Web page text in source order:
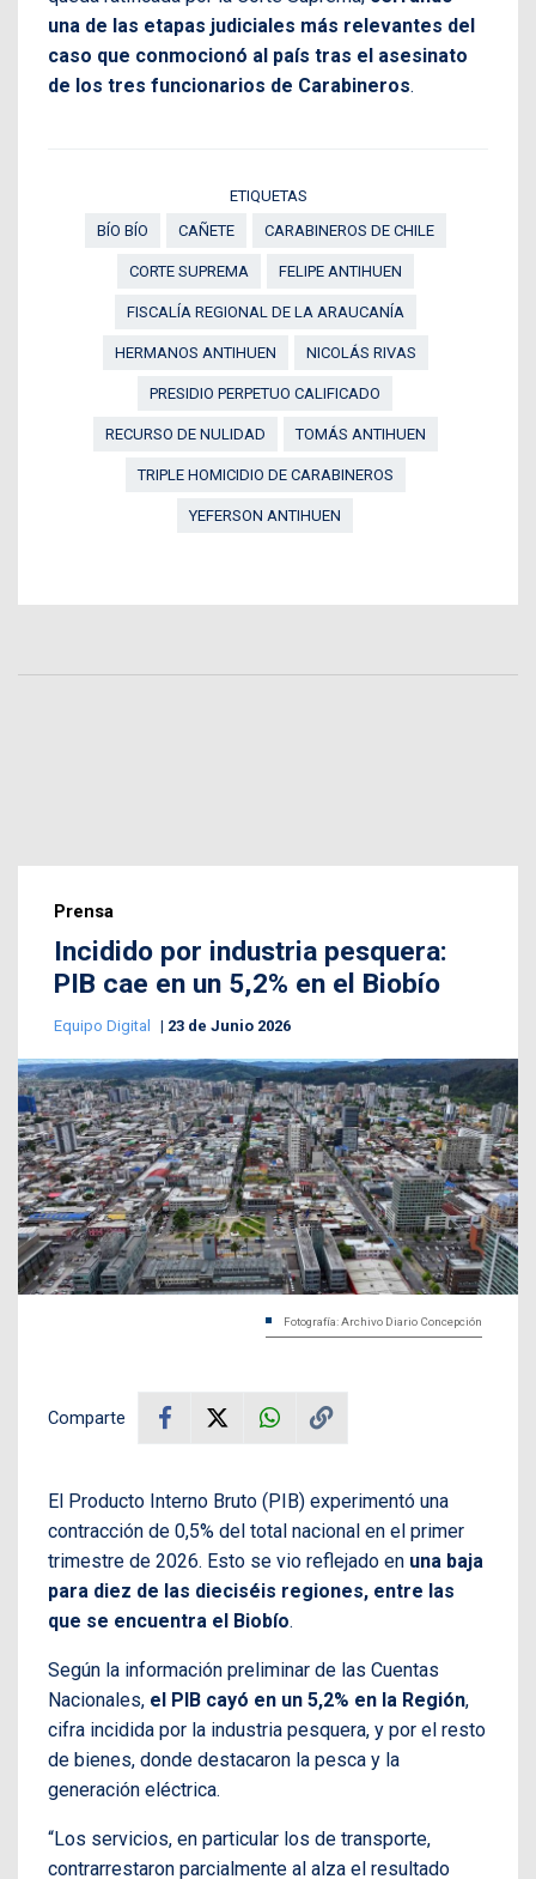
una de las etapas judiciales más relevantes del
caso que conmocionó al país tras el asesinato
de los tres funcionarios de Carabineros.
ETIQUETAS
BÍO BÍO
CAÑETE CARABINEROS DE CHILE
CORTE SUPREMA FELIPE ANTIHUEN
FISCALÍA REGIONAL DE LA ARAUCANÍA
HERMANOS ANTIHUEN NICOLÁS RIVAS
PRESIDIO PERPETUO CALIFICADO
RECURSO DE NULIDAD TOMÁS ANTIHUEN
TRIPLE HOMICIDIO DE CARABINEROS
YEFERSON ANTIHUEN
Prensa
Incidido por industria pesquera:
PIB cae en un 5,2% en el Biobío
Equipo Digital 23 de Junio 2026
Fotografía: Archivo Diario Concepción
Comparte
El Producto Interno Bruto (PIB) experimentó una
contracción de 0,5% del total nacional en el primer
trimestre de 2026. Esto se vio reflejado en una baja
para diez de las dieciséis regiones, entre las
que se encuentra el Biobío.
Según la información preliminar de las Cuentas
Nacionales, el PIB cayó en un 5,2% en la Región,
cifra incidida por la industria pesquera, y por el resto
de bienes, donde destacaron la pesca y la
generación eléctrica.
“Los servicios, en particular los de transporte,
contrarrestaron parcialmente al alza el resultado